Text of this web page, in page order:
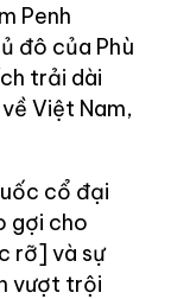
Penh
đô của Phù
trải dài
Việt Nam,
cổ đại
gợi cho
rỡ] và sự
vượt trội